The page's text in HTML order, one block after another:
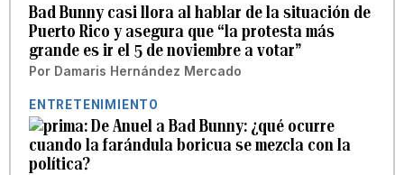
Bad Bunny casi llora al hablar de la situación de
Puerto Rico y asegura que “la protesta más
grande es ir el 5 de noviembre a votar”
Por Damaris Hernández Mercado
ENTRETENIMIENTO
De Anuel a Bad Bunny: ¿qué ocurre
cuando la farándula boricua se mezcla con la
política?